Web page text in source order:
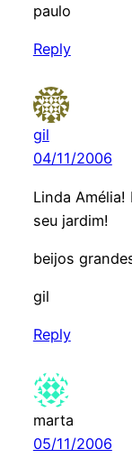
paulo
Reply
gil
04/11/2006
Linda
seu jardim!
beijos
gil
Reply
marta
05/11/2006